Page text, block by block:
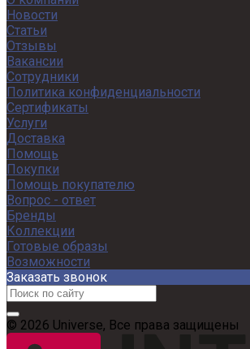
Новости
Статьи
Отзывы
Вакансии
Сотрудники
Политика конфиденциальности
Сертификаты
Услуги
Доставка
Помощь
Покупки
Помощь покупателю
Вопрос - ответ
Бренды
Коллекции
Готовые образы
Возможности
Заказать звонок
© 2026 Universe, Все права защищены